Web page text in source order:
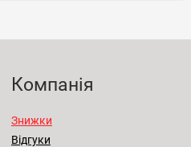
Компанія
Знижки
Відгуки